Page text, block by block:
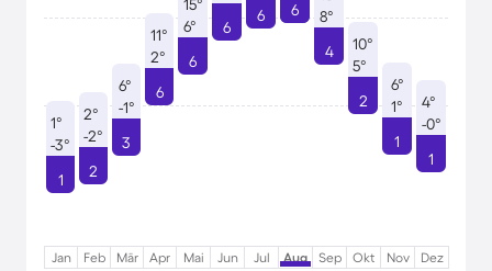
1°
-3°
1
2°
-2°
2
6°
-1°
3
11°
2°
6
15°
6°
6
6
6
6
8°
4
10°
5°
2
6°
1°
1
4°
-0°
1
Jan Feb Mär Apr Mai Jun Jul Aug Sep Okt Nov Dez